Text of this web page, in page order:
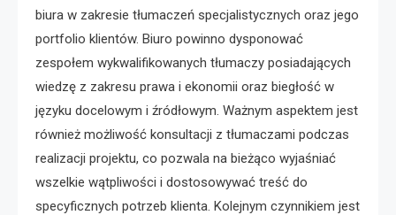
biura w zakresie tłumaczeń specjalistycznych oraz jego
portfolio klientów. Biuro powinno dysponować
zespołem wykwalifikowanych tłumaczy posiadających
wiedzę z zakresu prawa i ekonomii oraz biegłość w
języku docelowym i źródłowym. Ważnym aspektem jest
również możliwość konsultacji z tłumaczami podczas
realizacji projektu, co pozwala na bieżąco wyjaśniać
wszelkie wątpliwości i dostosowywać treść do
specyficznych potrzeb klienta. Kolejnym czynnikiem jest